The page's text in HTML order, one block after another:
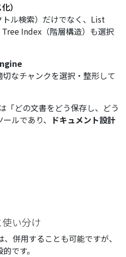
）
ル検索）だけでなく、List
Index（階層構造）も選択
なチャンクを選択・整形して
「どの文書をどう保存し、どう
ルであり、
ドキュメント設計
い分け
併用することも可能ですが、
です。